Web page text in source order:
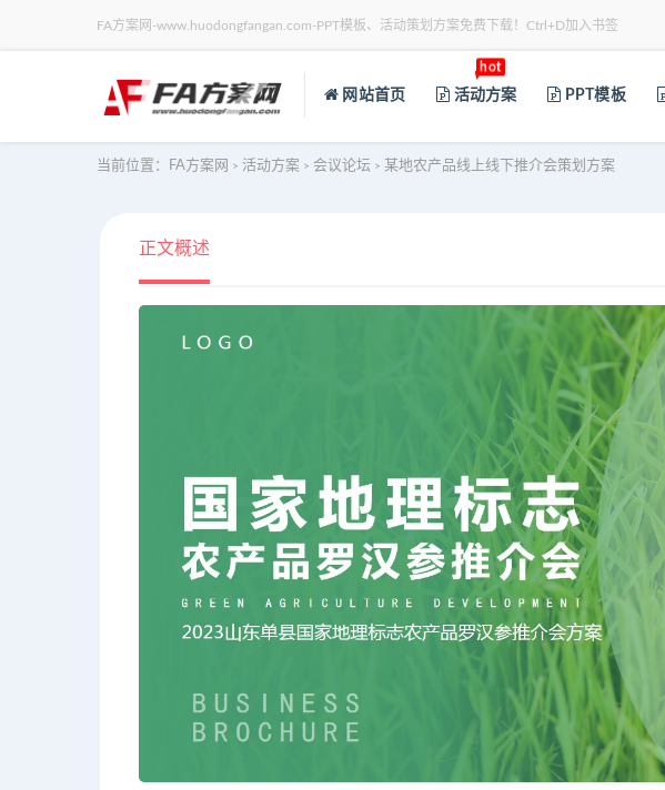
FA方案网-www.huodongfangan.com-PPT模板、活动策划方案免费下载！Ctrl+D加入书签
网站首页 活动方案
hot
PPT模板
当前位置： FA方案网 > 活动方案 > 会议论坛 > 某地农产品线上线下推介会策划方案
正文概述